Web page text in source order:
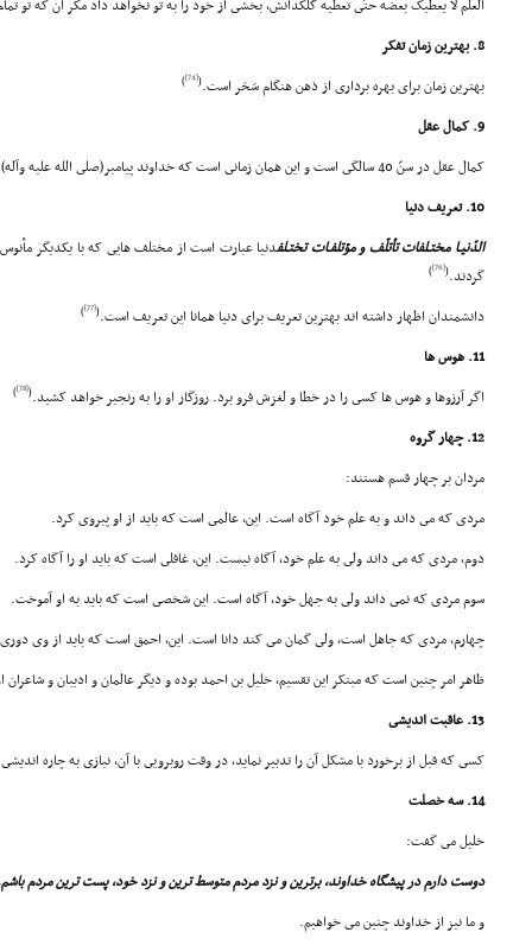
العلم لا یعطیک بعضه حتّى تعطیه کُلَّکدانش، بخشى از خود را به تو نخواهد داد مگر آن که تو
8. بهترین زمان تفکر
بهترین زمان براى بهره بردارى از ذهن هنگام سَحَر است.(
[74]
)
9. کمال عقل
کمال عقل در سنّ 40 سالگى است و این همان زمانى است که خداوند پیامبر(صلى الله علیه وآله) را به نبوّت مبعوث ساخت...
10. تعریف دنیا
الدّنیـا مختـلفات تأتلّف و مؤتلفـات تختـلفدنیا عبارت است از مختلف هایى که با یکدیگر
گردند.(
[76]
)
دانشمندان اظهار داشته اند بهترین تعریف براى دنیا همانا این تعریف است.(
[77]
)
11. هوس ها
اگر آرزوها و هوس ها کسى را در خطا و لغزش فرو برد. روزگار او را به رنجیر خواهد کشید.(
[78]
)
12. چهار گروه
مردان بر چهار قسم هستند:
مردى که مى داند و به علم خود آگاه است. این، عالمى است که باید از او پیروى کرد.
دوم، مردى که مى داند ولى به علم خود، آگاه نیست. این، غافلى است که باید او را آگاه کرد.
سوم مردى که نمى داند ولى به جهل خود، آگاه است. این شخصى است که باید به او آموخت.
چهارم، مردى که جاهل است، ولى گمان مى کند دانا است. این، احمق است که باید از وى
ظاهر امر چنین است که مبتکر این تقسیم، خلیل بن احمد بوده و دیگر عالمان و ادیبان و شاعران
13. عاقبت اندیشى
کسى که قبل از برخورد با مشکل آن را تدبیر نماید، در وقت روبرویى با آن، نیازى به چاره
14. سه خصلت
خلیل مى گفت:
دوست دارم در پیشگاه خداوند، برترین و نزد مردم متوسط ترین و نزد خود، پست ترین مردم
و ما نیز از خداوند چنین مى خواهیم.